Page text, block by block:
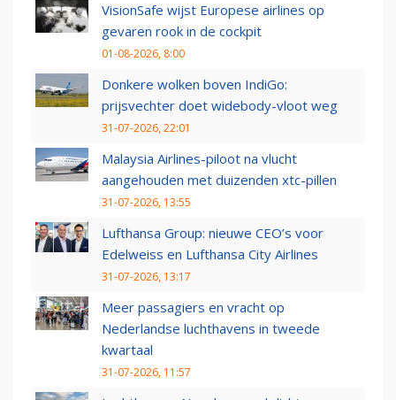
VisionSafe wijst Europese airlines op
gevaren rook in de cockpit
01-08-2026, 8:00
Donkere wolken boven IndiGo:
prijsvechter doet widebody-vloot weg
31-07-2026, 22:01
Malaysia Airlines-piloot na vlucht
aangehouden met duizenden xtc-pillen
31-07-2026, 13:55
Lufthansa Group: nieuwe CEO’s voor
Edelweiss en Lufthansa City Airlines
31-07-2026, 13:17
Meer passagiers en vracht op
Nederlandse luchthavens in tweede
kwartaal
31-07-2026, 11:57